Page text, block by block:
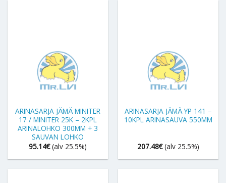
ARINASARJA JÄMÄ MINITER
17 / MINITER 25K – 2KPL
ARINALOHKO 300MM + 3
SAUVAN LOHKO
95.14€ (alv 25.5%)
ARINASARJA JÄMÄ YP 141 –
10KPL ARINASAUVA 550MM
207.48€ (alv 25.5%)